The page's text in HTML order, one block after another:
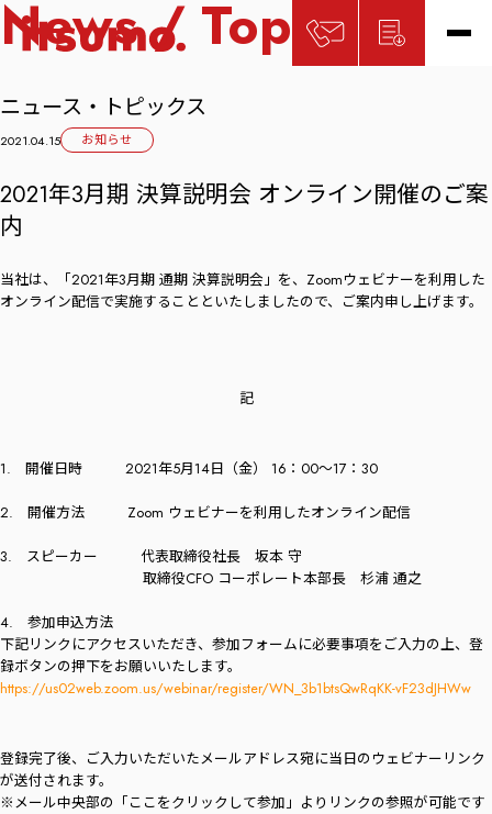
News / Topics
ニュース・トピックス
2021.04.15 お知らせ
2021年3月期 決算説明会 オンライン開催のご案
内
当社は、「2021年3月期 通期 決算説明会」を、Zoomウェビナーを利用した
オンライン配信で実施することといたしましたので、ご案内申し上げます。
記
1. 開催日時 2021年5月14日（金） 16：00～17：30
2. 開催方法 Zoom ウェビナーを利用したオンライン配信
3. スピーカー 代表取締役社長 坂本 守
取締役CFO コーポレート本部長 杉浦 通之
4. 参加申込方法
下記リンクにアクセスいただき、参加フォームに必要事項をご入力の上、登
録ボタンの押下をお願いいたします。
https://us02web.zoom.us/webinar/register/WN_3b1btsQwRqKK-vF23dJHWw
登録完了後、ご入力いただいたメールアドレス宛に当日のウェビナーリンク
が送付されます。
※メール中央部の「ここをクリックして参加」よりリンクの参照が可能です